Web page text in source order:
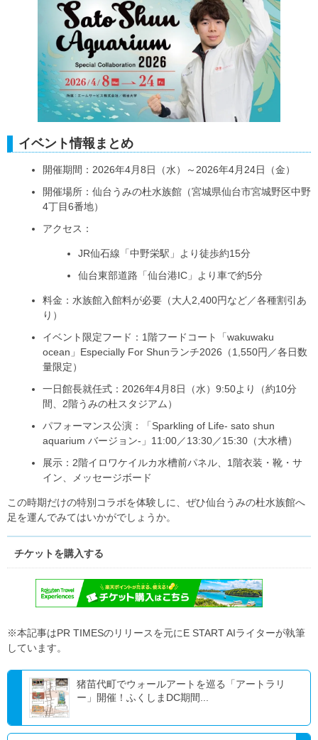
イベント情報まとめ
開催期間：2026年4月8日（水）～2026年4月24日（金）
開催場所：仙台うみの杜水族館（宮城県仙台市宮城野区中野
4丁目6番地）
アクセス：
JR仙石線「中野栄駅」より徒歩約15分
仙台東部道路「仙台港IC」より車で約5分
料金：水族館入館料が必要（大人2,400円など／各種割引あ
り）
イベント限定フード：1階フードコート「wakuwaku
ocean」Especially For Shunランチ2026（1,550円／各日数
量限定）
一日館長就任式：2026年4月8日（水）9:50より（約10分
間、2階うみの杜スタジアム）
パフォーマンス公演：「Sparkling of Life- sato shun
aquarium バージョン‐」11:00／13:30／15:30（大水槽）
展示：2階イロワケイルカ水槽前パネル、1階衣装・靴・サ
イン、メッセージボード
この時期だけの特別コラボを体験しに、ぜひ仙台うみの杜水族館へ
足を運んでみてはいかがでしょうか。
チケットを購入する
※本記事はPR TIMESのリリースを元にE START AIライターが執筆
しています。
猪苗代町でウォールアートを巡る「アートラリ
ー」開催！ふくしまDC期間...